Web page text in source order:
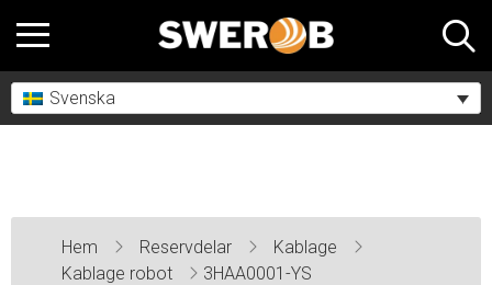
Svenska
Hem Reservdelar
Kablage
Kablage robot
3HAA0001-YS